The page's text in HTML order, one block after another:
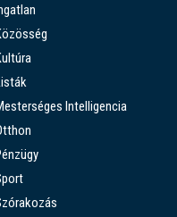
Intelligencia